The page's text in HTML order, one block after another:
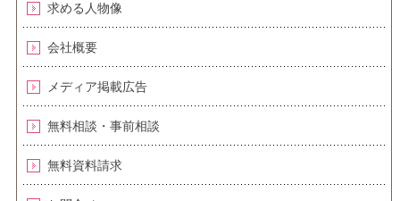
求める人物像
会社概要
メディア掲載広告
無料相談・事前相談
無料資料請求